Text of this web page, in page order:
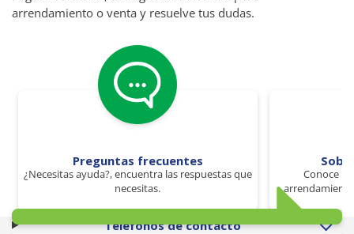
arrendamiento o venta y resuelve tus dudas.
Preguntas frecuentes
¿Necesitas ayuda?, encuentra las respuestas que
necesitas.
Conoce
Teléfonos de contacto